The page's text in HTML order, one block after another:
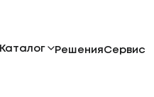
Каталог РешенияСервис